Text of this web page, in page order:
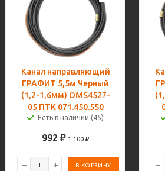
Канал направляющий
ГРАФИТ 5,5м Черный
(1,2-1,6мм) OMS4527-
05 ПТК 071.450.550
Есть в наличии (45)
992 ₽ 1 100₽
В КОРЗИНУ